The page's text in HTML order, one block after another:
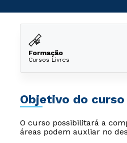
Formação
Cursos Livres
Objetivo do curso
O curso possibilitará a
áreas podem auxliar no